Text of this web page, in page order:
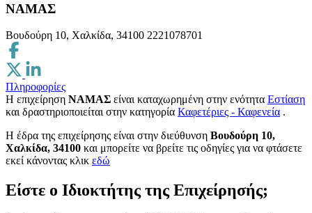
ΝΑΜΑΣ
Βουδούρη 10, Χαλκίδα, 34100 2221078701
Πληροφορίες
Η επιχείρηση ΝΑΜΑΣ είναι καταχωρημένη στην ενότητα Εστίαση
και δραστηριοποιείται στην κατηγορία Καφετέριες - Καφενεία .
H έδρα της επιχείρησης είναι στην διεύθυνση Βουδούρη 10,
Χαλκίδα, 34100 και μπορείτε να βρείτε τις οδηγίες για να φτάσετε
εκεί κάνοντας κλικ εδώ
Είστε ο Ιδιοκτήτης της Επιχείρησής;